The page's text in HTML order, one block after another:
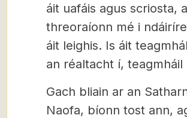
áit uafáis agus scriosta, a
threoraíonn mé i
áit leighis. Is áit
an réaltacht í, teagmháil
Gach bliain ar an
Naofa, bíonn tost ann,